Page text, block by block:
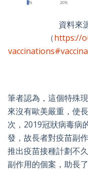
資料來
（https://
筆者認為，這個特殊
來沒有歐美嚴重，使
次，2019冠狀病毒病
發，故長者對疫苗副
推出疫苗接種計劃不
副作用的個案，助長